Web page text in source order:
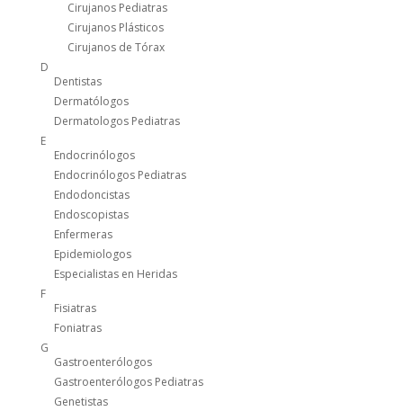
Cirujanos Pediatras
Cirujanos Plásticos
Cirujanos de Tórax
D
Dentistas
Dermatólogos
Dermatologos Pediatras
E
Endocrinólogos
Endocrinólogos Pediatras
Endodoncistas
Endoscopistas
Enfermeras
Epidemiologos
Especialistas en Heridas
F
Fisiatras
Foniatras
G
Gastroenterólogos
Gastroenterólogos Pediatras
Genetistas